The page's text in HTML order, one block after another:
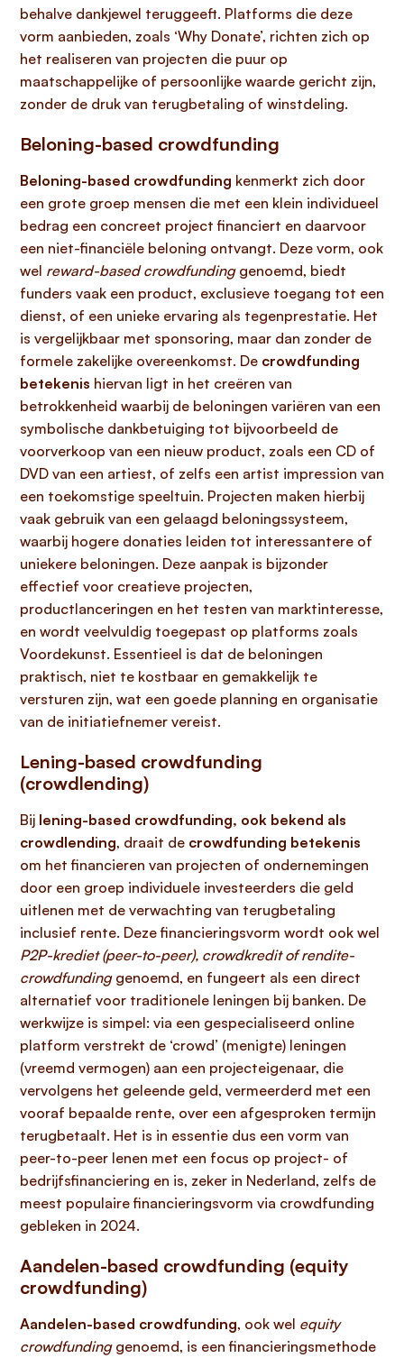
behalve dankjewel teruggeeft. Platforms die deze
vorm aanbieden, zoals ‘Why Donate’, richten zich op
het realiseren van projecten die puur op
maatschappelijke of persoonlijke waarde gericht zijn,
zonder de druk van terugbetaling of winstdeling.
Beloning-based crowdfunding
Beloning-based crowdfunding kenmerkt zich door
een grote groep mensen die met een klein individueel
bedrag een concreet project financiert en daarvoor
een niet-financiële beloning ontvangt. Deze vorm, ook
wel reward-based crowdfundinggenoemd, biedt
funders vaak een product, exclusieve toegang tot een
dienst, of een unieke ervaring als tegenprestatie. Het
is vergelijkbaar met sponsoring, maar dan zonder de
formele zakelijke overeenkomst. De crowdfunding
betekenis hiervan ligt in het creëren van
betrokkenheid waarbij de beloningen variëren van een
symbolische dankbetuiging tot bijvoorbeeld de
voorverkoop van een nieuw product, zoals een CD of
DVD van een artiest, of zelfs een artist impression van
een toekomstige speeltuin. Projecten maken hierbij
vaak gebruik van een gelaagd beloningssysteem,
waarbij hogere donaties leiden tot interessantere of
uniekere beloningen. Deze aanpak is bijzonder
effectief voor creatieve projecten,
productlanceringen en het testen van marktinteresse,
en wordt veelvuldig toegepast op platforms zoals
Voordekunst. Essentieel is dat de beloningen
praktisch, niet te kostbaar en gemakkelijk te
versturen zijn, wat een goede planning en organisatie
van de initiatiefnemer vereist.
Lening-based crowdfunding
(crowdlending)
Bij lening-based crowdfunding, ook bekend als
crowdlending, draait de crowdfunding betekenis
om het financieren van projecten of ondernemingen
door een groep individuele investeerders die geld
uitlenen met de verwachting van terugbetaling
inclusief rente. Deze financieringsvorm wordt ook wel
P2P-krediet (peer-to-peer), crowdkredit of rendite-
crowdfundinggenoemd, en fungeert als een direct
alternatief voor traditionele leningen bij banken. De
werkwijze is simpel: via een gespecialiseerd online
platform verstrekt de ‘crowd’ (menigte) leningen
(vreemd vermogen) aan een projecteigenaar, die
vervolgens het geleende geld, vermeerderd met een
vooraf bepaalde rente, over een afgesproken termijn
terugbetaalt. Het is in essentie dus een vorm van
peer-to-peer lenen met een focus op project- of
bedrijfsfinanciering en is, zeker in Nederland, zelfs de
meest populaire financieringsvorm via crowdfunding
gebleken in 2024.
Aandelen-based crowdfunding (equity
crowdfunding)
Aandelen-based crowdfunding, ook wel equity
crowdfundinggenoemd, is een financieringsmethode